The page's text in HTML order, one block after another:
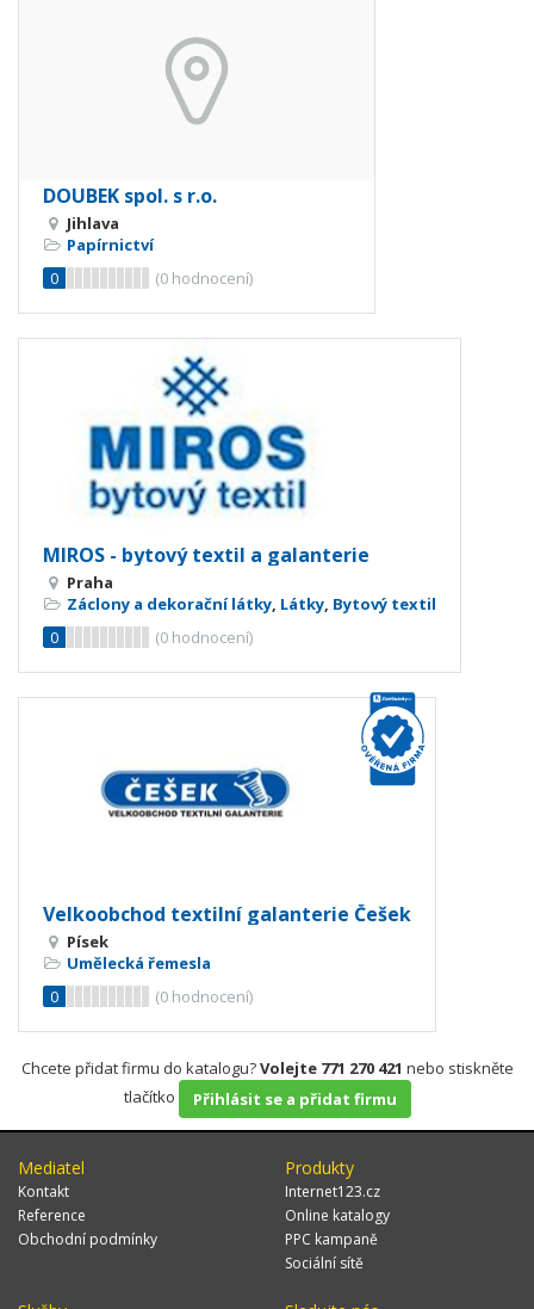
DOUBEK spol. s r.o.
Jihlava
Papírnictví
0
(0 hodnocení)
MIROS - bytový textil a galanterie
Praha
Záclony a dekorační látky, Látky, Bytový textil
0
(0 hodnocení)
Velkoobchod textilní galanterie Češek
Písek
Umělecká řemesla
0
(0 hodnocení)
Chcete přidat firmu do katalogu?Volejte 771 270 421 nebo stiskněte
tlačítko
Přihlásit se a přidat firmu
Mediatel
Kontakt
Reference
Obchodní podmínky
Produkty
Internet123.cz
Online katalogy
PPC kampaně
Sociální sítě